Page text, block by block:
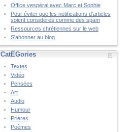
Office vespéral avec Marc et Sophie
Pour éviter que les notifications d'articles
soient considérés comme des spam
Ressources chrétiennes sur le web
S'abonner au blog
CatÉGories
Textes
Vidéo
Pensées
Art
Audio
Humour
Prières
Poèmes